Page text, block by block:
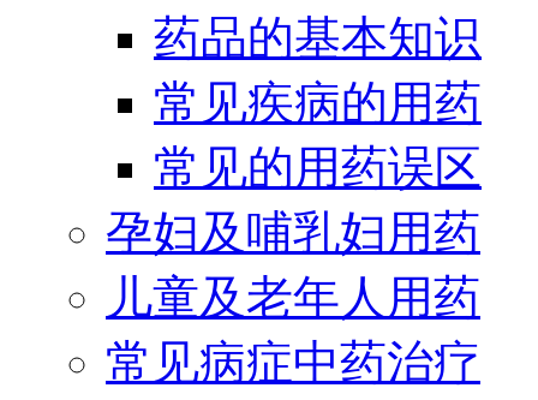
药品的基本知识
常见疾病的用药
常见的用药误区
孕妇及哺乳妇用药
儿童及老年人用药
常见病症中药治疗